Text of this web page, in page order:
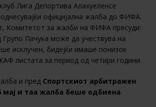
Лига Депортива Алахуеленсе
официјална жалба до ФИФА.
Комитетот за жалби на ФИФА пресуди:
Групо Пачука може да учествува на
исклучен, бидејќи имаше понизок
листата за период од четири години.
и пред Спортскиот арбитражен
мај и таа жалба беше одбиена.